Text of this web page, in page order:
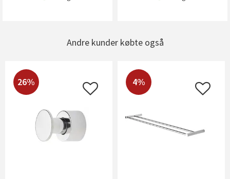
Andre kunder købte også
26% 4%